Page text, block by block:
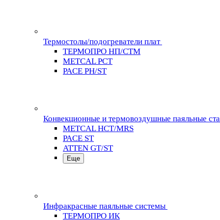
Термостолы/подогреватели плат
ТЕРМОПРО НП/СТМ
METCAL PCT
PACE PH/ST
Конвекционные и термовоздушные паяльные
METCAL HCT/MRS
PACE ST
ATTEN GT/ST
Еще
Инфракрасные паяльные системы
ТЕРМОПРО ИК